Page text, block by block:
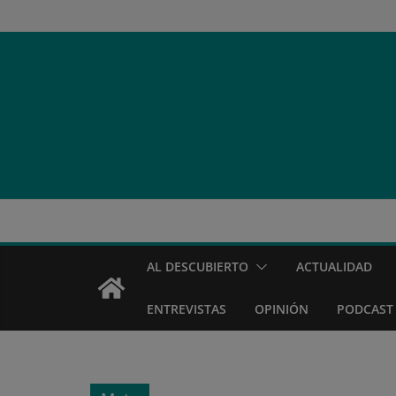
al
AL DESCUBIERTO ACTUALIDAD
ENTREVISTAS OPINIÓN PODCAST